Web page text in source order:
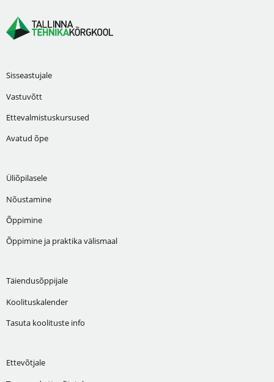
Sisseastujale
Vastuvõtt
Ettevalmistuskursused
Avatud õpe
Üliõpilasele
Nõustamine
Õppimine
Õppimine ja praktika välismaal
Täiendusõppijale
Koolituskalender
Tasuta koolituste info
Ettevõtjale